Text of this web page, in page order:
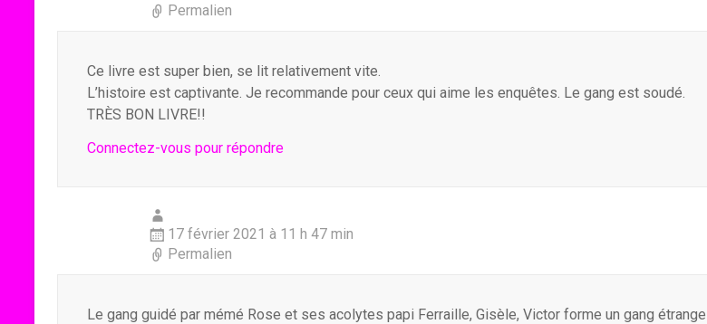
Permalien
Ce livre est super bien, se lit relativement vite.
L’histoire est captivante. Je recommande pour ceux qui aime les enquêtes. Le gang est soudé.
TRÈS BON LIVRE!!
Connectez-vous pour répondre
17 février 2021 à 11 h 47 min
Permalien
Le gang guidé par mémé Rose et ses acolytes papi Ferraille, Gisèle, Victor forme un gang étrange